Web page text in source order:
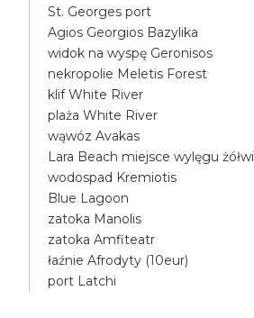
St. Georges port
Agios Georgios Bazylika
widok na wyspę Geronisos
nekropolie Meletis Forest
klif White River
plaża White River
wąwóz Avakas
Lara Beach miejsce wylęgu żółwi
wodospad Kremiotis
Blue Lagoon
zatoka Manolis
zatoka Amfiteatr
łaźnie Afrodyty (10eur)
port Latchi